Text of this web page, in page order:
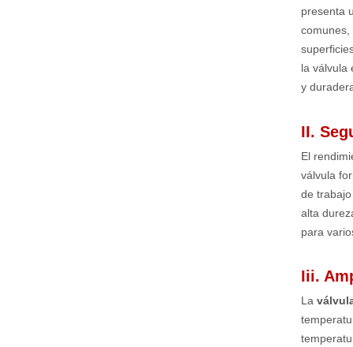
presenta
comunes,
la válvula
y
II.
El
válvula
de
alta
para
Iii.
La